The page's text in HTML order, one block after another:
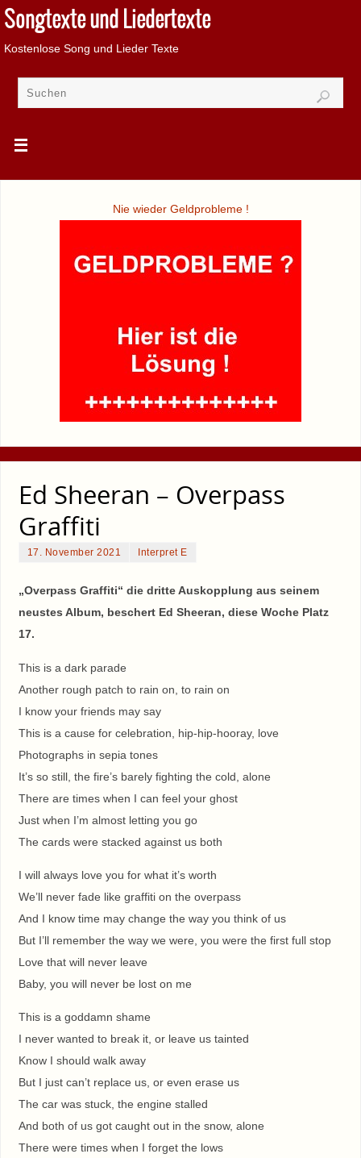
Songtexte und Liedertexte
Kostenlose Song und Lieder Texte
Nie wieder Geldprobleme !
Ed Sheeran – Overpass
Graffiti
17. November 2021 Interpret E
„Overpass Graffiti“ die dritte Auskopplung aus seinem
neustes Album, beschert Ed Sheeran, diese Woche Platz
17.
This is a dark parade
Another rough patch to rain on, to rain on
I know your friends may say
This is a cause for celebration, hip-hip-hooray, love
Photographs in sepia tones
It’s so still, the fire’s barely fighting the cold, alone
There are times when I can feel your ghost
Just when I’m almost letting you go
The cards were stacked against us both
I will always love you for what it’s worth
We’ll never fade like graffiti on the overpass
And I know time may change the way you think of us
But I’ll remember the way we were, you were the first full stop
Love that will never leave
Baby, you will never be lost on me
This is a goddamn shame
I never wanted to break it, or leave us tainted
Know I should walk away
But I just can’t replace us, or even erase us
The car was stuck, the engine stalled
And both of us got caught out in the snow, alone
There were times when I forget the lows